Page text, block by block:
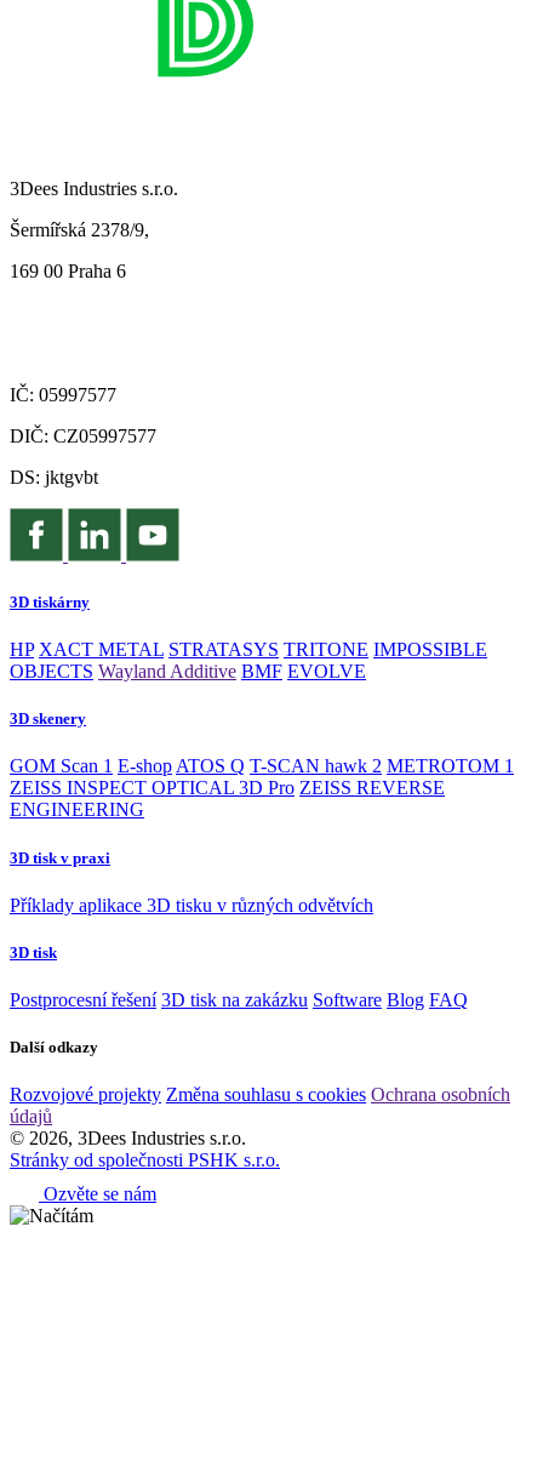
3Dees Industries s.r.o.
Šermířská 2378/9,
169 00 Praha 6
IČ: 05997577
DIČ: CZ05997577
DS: jktgvbt
3D tiskárny
HP XACT METAL STRATASYS TRITONE IMPOSSIBLE
OBJECTS Wayland Additive BMF EVOLVE
3D skenery
GOM Scan 1 E-shopATOS Q T-SCAN hawk 2 METROTOM 1
ZEISS INSPECT OPTICAL 3D Pro ZEISS REVERSE
ENGINEERING
3D tisk v praxi
Příklady aplikace 3D tisku v různých odvětvích
3D tisk
Postprocesní řešení 3D tisk na zakázku Software Blog FAQ
Další odkazy
Rozvojové projekty Změna souhlasu s cookies Ochrana osobních
údajů
© 2026, 3Dees Industries s.r.o.
Stránky od společnosti PSHK s.r.o.
Ozvěte se nám